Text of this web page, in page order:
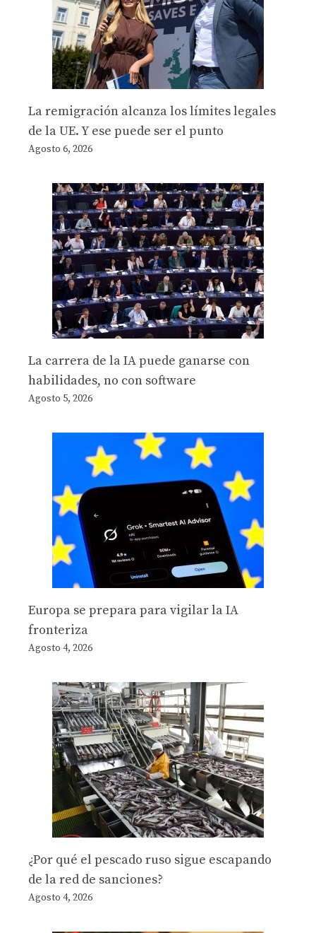
La remigración alcanza los límites legales
de la UE. Y ese puede ser el punto
Agosto 6, 2026
La carrera de la IA puede ganarse con
habilidades, no con software
Agosto 5, 2026
Europa se prepara para vigilar la IA
fronteriza
Agosto 4, 2026
¿Por qué el pescado ruso sigue escapando
de la red de sanciones?
Agosto 4, 2026